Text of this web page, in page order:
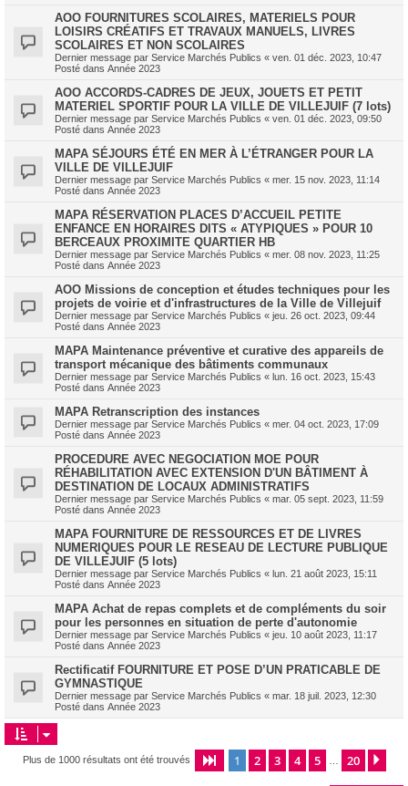
AOO FOURNITURES SCOLAIRES, MATERIELS POUR
LOISIRS CRÉATIFS ET TRAVAUX MANUELS, LIVRES
SCOLAIRES ET NON SCOLAIRES
Dernier message par Service Marchés Publics « ven. 01 déc. 2023, 10:47
Posté dans Année 2023
AOO ACCORDS-CADRES DE JEUX, JOUETS ET PETIT
MATERIEL SPORTIF POUR LA VILLE DE VILLEJUIF (7 lots)
Dernier message par Service Marchés Publics « ven. 01 déc. 2023, 09:50
Posté dans Année 2023
MAPA SÉJOURS ÉTÉ EN MER À L’ÉTRANGER POUR LA
VILLE DE VILLEJUIF
Dernier message par Service Marchés Publics « mer. 15 nov. 2023, 11:14
Posté dans Année 2023
MAPA RÉSERVATION PLACES D’ACCUEIL PETITE
ENFANCE EN HORAIRES DITS « ATYPIQUES » POUR 10
BERCEAUX PROXIMITE QUARTIER HB
Dernier message par Service Marchés Publics « mer. 08 nov. 2023, 11:25
Posté dans Année 2023
AOO Missions de conception et études techniques pour les
projets de voirie et d'infrastructures de la Ville de Villejuif
Dernier message par Service Marchés Publics « jeu. 26 oct. 2023, 09:44
Posté dans Année 2023
MAPA Maintenance préventive et curative des appareils de
transport mécanique des bâtiments communaux
Dernier message par Service Marchés Publics « lun. 16 oct. 2023, 15:43
Posté dans Année 2023
MAPA Retranscription des instances
Dernier message par Service Marchés Publics « mer. 04 oct. 2023, 17:09
Posté dans Année 2023
PROCEDURE AVEC NEGOCIATION MOE POUR
RÉHABILITATION AVEC EXTENSION D'UN BÂTIMENT À
DESTINATION DE LOCAUX ADMINISTRATIFS
Dernier message par Service Marchés Publics « mar. 05 sept. 2023, 11:59
Posté dans Année 2023
MAPA FOURNITURE DE RESSOURCES ET DE LIVRES
NUMERIQUES POUR LE RESEAU DE LECTURE PUBLIQUE
DE VILLEJUIF (5 lots)
Dernier message par Service Marchés Publics « lun. 21 août 2023, 15:11
Posté dans Année 2023
MAPA Achat de repas complets et de compléments du soir
pour les personnes en situation de perte d'autonomie
Dernier message par Service Marchés Publics « jeu. 10 août 2023, 11:17
Posté dans Année 2023
Rectificatif FOURNITURE ET POSE D’UN PRATICABLE DE
GYMNASTIQUE
Dernier message par Service Marchés Publics « mar. 18 juil. 2023, 12:30
Posté dans Année 2023
Plus de 1000 résultats ont été trouvés Page 1sur20
1 2 3 4 5 20